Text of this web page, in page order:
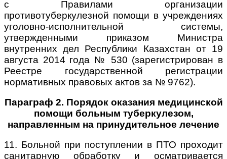
с Правилами организации
противотуберкулезной помощи в учреждениях
уголовно-исполнительной системы,
утвержденными приказом Министра
внутренних дел Республики Казахстан от 19
августа 2014 года № 530 (зарегистрирован в
Реестре государственной регистрации
нормативных правовых актов за № 9762).
Параграф 2. Порядок оказания медицинской
помощи больным туберкулезом,
направленным на принудительное лечение
11. Больной при поступлении в ПТО проходит
санитарную обработку и осматривается